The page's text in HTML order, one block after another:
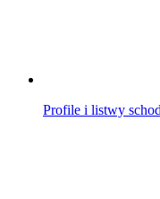
Profile i listwy